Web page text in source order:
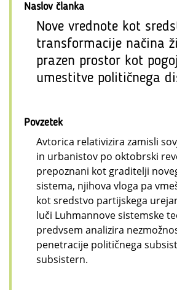
Naslov članka
Nove vrednote kot
transformacije načina
prazen prostor kot
umestitve političnega
Povzetek
Avtorica relativizira zamisli
in urbanistov po oktobrski
prepoznani kot graditelji
sistema, njihova vloga pa
kot sredstvo partijskega
luči Luhmannove sistemske
predvsem analizira
penetracije političnega
subsistern.